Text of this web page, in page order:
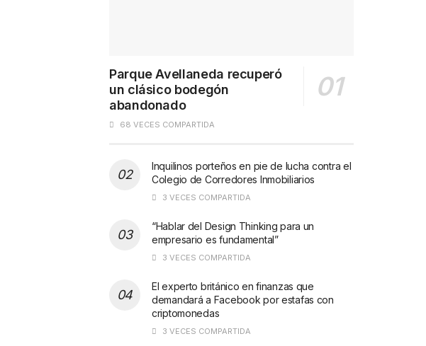
Parque Avellaneda recuperó
un clásico bodegón
abandonado
68 VECES COMPARTIDA
Inquilinos porteños en pie de lucha contra el
Colegio de Corredores Inmobiliarios
3 VECES COMPARTIDA
“Hablar del Design Thinking para un
empresario es fundamental”
3 VECES COMPARTIDA
El experto británico en finanzas que
demandará a Facebook por estafas con
criptomonedas
3 VECES COMPARTIDA